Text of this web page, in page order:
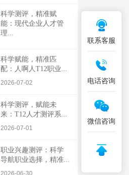
科学测评，精准赋
能：现代企业人才管
理...
科学赋能，精准匹
配：人啊人T12职业...
2026-07-02
科学测评，赋能未
来：T12人才测评系...
2026-07-01
职业兴趣测评：科学
导航职业选择，精准...
2026-06-30
联系客服
电话咨询
微信咨询